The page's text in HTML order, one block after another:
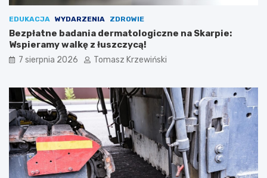
EDUKACJA WYDARZENIA ZDROWIE
Bezpłatne badania dermatologiczne na Skarpie:
Wspieramy walkę z łuszczycą!
7 sierpnia 2026 Tomasz Krzewiński